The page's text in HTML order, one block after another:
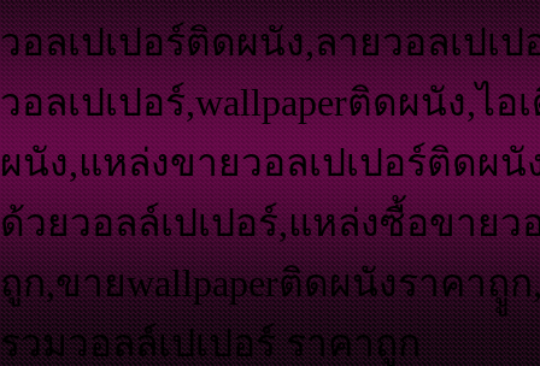
วอลเปเปอร์ติดผนัง,ลายวอลเปเ
วอลเปเปอร์,wallpaperติดผนัง,ไ
ผนัง,แหล่งขายวอลเปเปอร์ติดผ
ด้วยวอลล์เปเปอร์,แหล่งซื้อขายว
ถูก,ขายwallpaperติดผนังราคาถูู
รวมวอลล์เปเปอร์ ราคาถูก